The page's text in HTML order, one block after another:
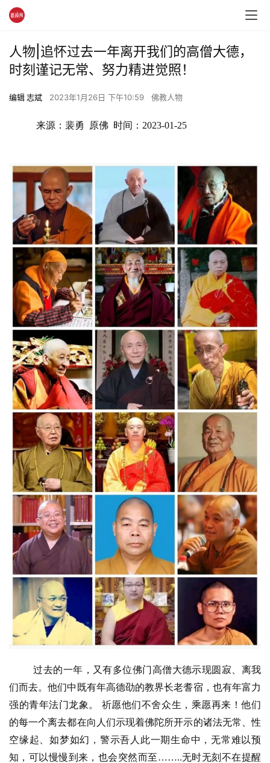
人物|追怀过去一年离开我们的高僧大德，
时刻谨记无常、努力精进觉照！
编辑 志斌 2023年1月26日 下午10:59 佛教人物
来源：裴勇  原佛  时间：2023-01-25
过去的一年，又有多位佛门高僧大德示现圆寂、离我
们而去。他们中既有年高德劭的教界长老耆宿，也有年富力
强的青年法门龙象。 祈愿他们不舍众生，乘愿再来！他们
的每一个离去都在向人们示现着佛陀所开示的诸法无常、性
空缘起、如梦如幻，警示吾人此一期生命中，无常难以预
知，可以慢慢到来，也会突然而至……..无时无刻不在提醒